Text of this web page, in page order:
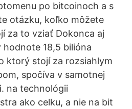
po bitcoinoch a s
otázku, koľko môžete
za to vziať Dokonca aj
18,5 bilióna
ktorý stojí za rozsiahlym
spočíva v samotnej
na technológii
ako celku, a nie na bit